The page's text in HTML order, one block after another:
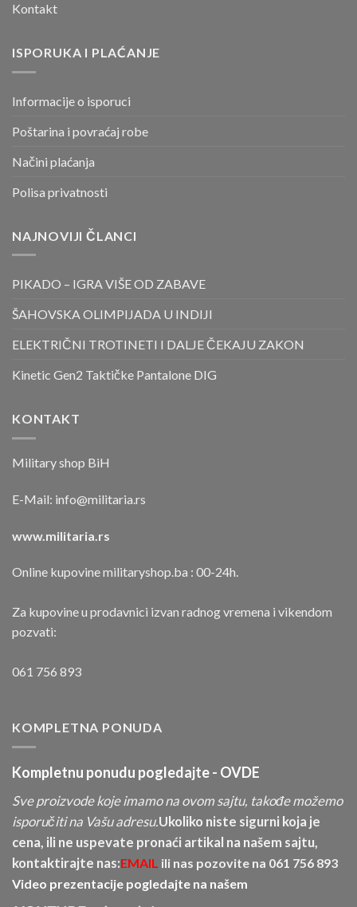
Kontakt
ISPORUKA I PLAĆANJE
Informacije o isporuci
Poštarina i povraćaj robe
Načini plaćanja
Polisa privatnosti
NAJNOVIJI ČLANCI
PIKADO – IGRA VIŠE OD ZABAVE
ŠAHOVSKA OLIMPIJADA U INDIJI
ELEKTRIČNI TROTINETI I DALJE ČEKAJU ZAKON
Kinetic Gen2 Taktičke Pantalone DIG
KONTAKT
Military shop BiH
E-Mail: info@militaria.rs
www.militaria.rs
Online kupovine militaryshop.ba : 00-24h.
Za kupovine u prodavnici izvan radnog vremena i vikendom
pozvati:
061 756 893
KOMPLETNA PONUDA
Kompletnu ponudu pogledajte - OVDE
Sve proizvode koje imamo na ovom sajtu, takođe možemo
isporučiti na Vašu adresu.Ukoliko niste sigurni koja je
cena, ili ne uspevate pronaći artikal na našem sajtu,
kontaktirajte nas:EMAIL ili nas pozovite na 061 756 893
Video prezentacije pogledajte na našem